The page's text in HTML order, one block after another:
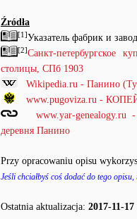
Źródła
[1]Указатель фабрик и
[2]Санкт-петербургское
столицы, СПб 1903
Wikipedia.ru - Панино
www.pugoviza.ru -
www.yar-genealogy.ru
деревня Панино
Przy opracowaniu opisu
Jeśli chciałbyś coś dodać do tego
Ostatnia aktualizacja: 2017-11-17